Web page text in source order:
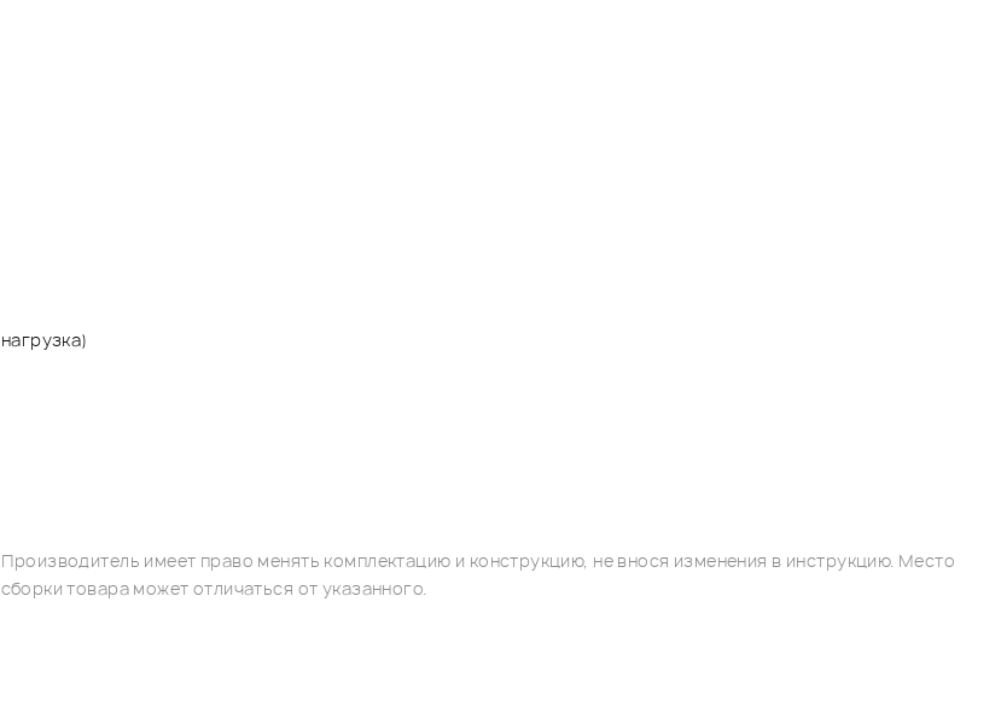
Производитель имеет право менять комплектацию и конструкцию, не внося изменения в инструкцию. Место
сборки товара может отличаться от указанного.